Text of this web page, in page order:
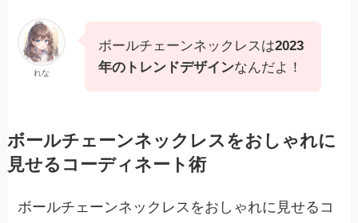
れな
ボールチェーンネックレスは2023
年のトレンドデザインなんだよ！
ボールチェーンネックレスをおしゃれに
見せるコーディネート術
ボールチェーンネックレスをおしゃれに見せるコ